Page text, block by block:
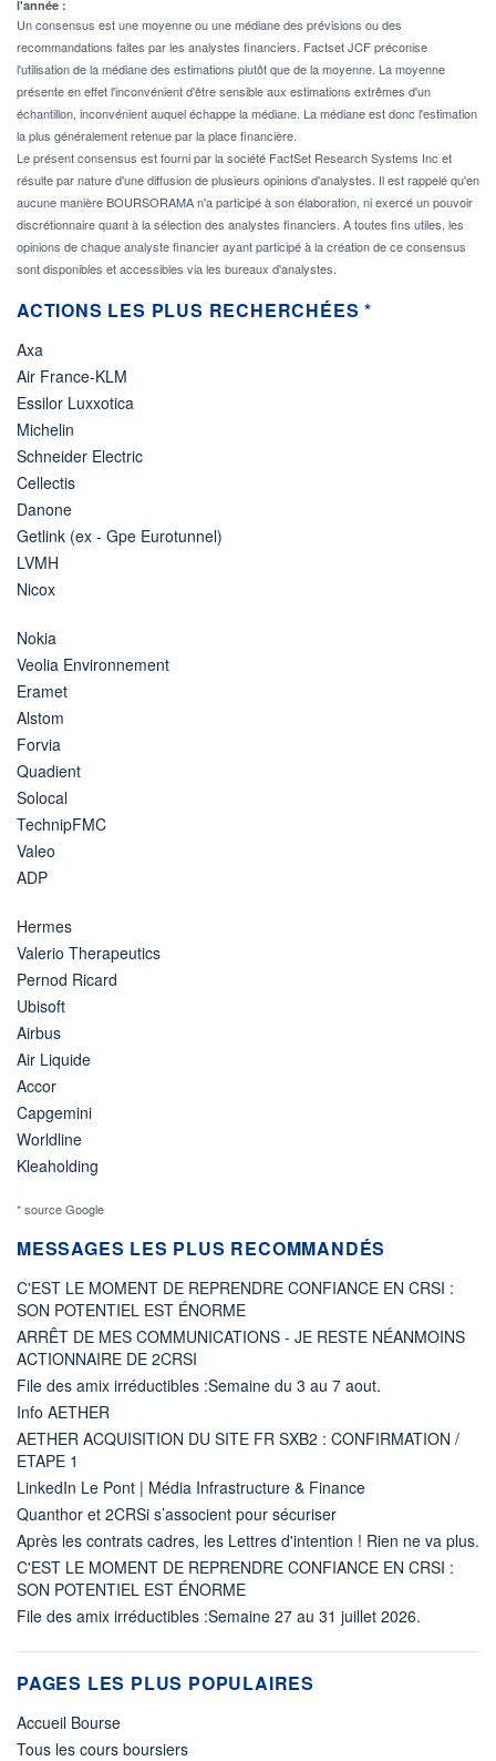
l'année :
Un consensus est une moyenne ou une médiane des prévisions ou des
recommandations faites par les analystes financiers. Factset JCF préconise
l'utilisation de la médiane des estimations plutôt que de la moyenne. La moyenne
présente en effet l'inconvénient d'être sensible aux estimations extrêmes d'un
échantillon, inconvénient auquel échappe la médiane. La médiane est donc l'estimation
la plus généralement retenue par la place financière.
Le présent consensus est fourni par la société FactSet Research Systems Inc et
résulte par nature d'une diffusion de plusieurs opinions d'analystes. Il est rappelé qu'en
aucune manière BOURSORAMA n'a participé à son élaboration, ni exercé un pouvoir
discrétionnaire quant à la sélection des analystes financiers. A toutes fins utiles, les
opinions de chaque analyste financier ayant participé à la création de ce consensus
sont disponibles et accessibles via les bureaux d'analystes.
ACTIONS LES PLUS RECHERCHÉES *
Axa
Air France-KLM
Essilor Luxxotica
Michelin
Schneider Electric
Cellectis
Danone
Getlink (ex - Gpe Eurotunnel)
LVMH
Nicox
Nokia
Veolia Environnement
Eramet
Alstom
Forvia
Quadient
Solocal
TechnipFMC
Valeo
ADP
Hermes
Valerio Therapeutics
Pernod Ricard
Ubisoft
Airbus
Air Liquide
Accor
Capgemini
Worldline
Kleaholding
* source Google
MESSAGES LES PLUS RECOMMANDÉS
C'EST LE MOMENT DE REPRENDRE CONFIANCE EN CRSI :
SON POTENTIEL EST ÉNORME
ARRÊT DE MES COMMUNICATIONS - JE RESTE NÉANMOINS
ACTIONNAIRE DE 2CRSI
File des amix irréductibles :Semaine du 3 au 7 aout.
Info AETHER
AETHER ACQUISITION DU SITE FR SXB2 : CONFIRMATION /
ETAPE 1
LinkedIn Le Pont | Média Infrastructure & Finance
Quanthor et 2CRSi s’associent pour sécuriser
Après les contrats cadres, les Lettres d'intention ! Rien ne va plus.
C'EST LE MOMENT DE REPRENDRE CONFIANCE EN CRSI :
SON POTENTIEL EST ÉNORME
File des amix irréductibles :Semaine 27 au 31 juillet 2026.
PAGES LES PLUS POPULAIRES
Accueil Bourse
Tous les cours boursiers